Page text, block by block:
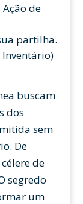
de
partilha.
buscam
dos
sem
De
de
segredo
um